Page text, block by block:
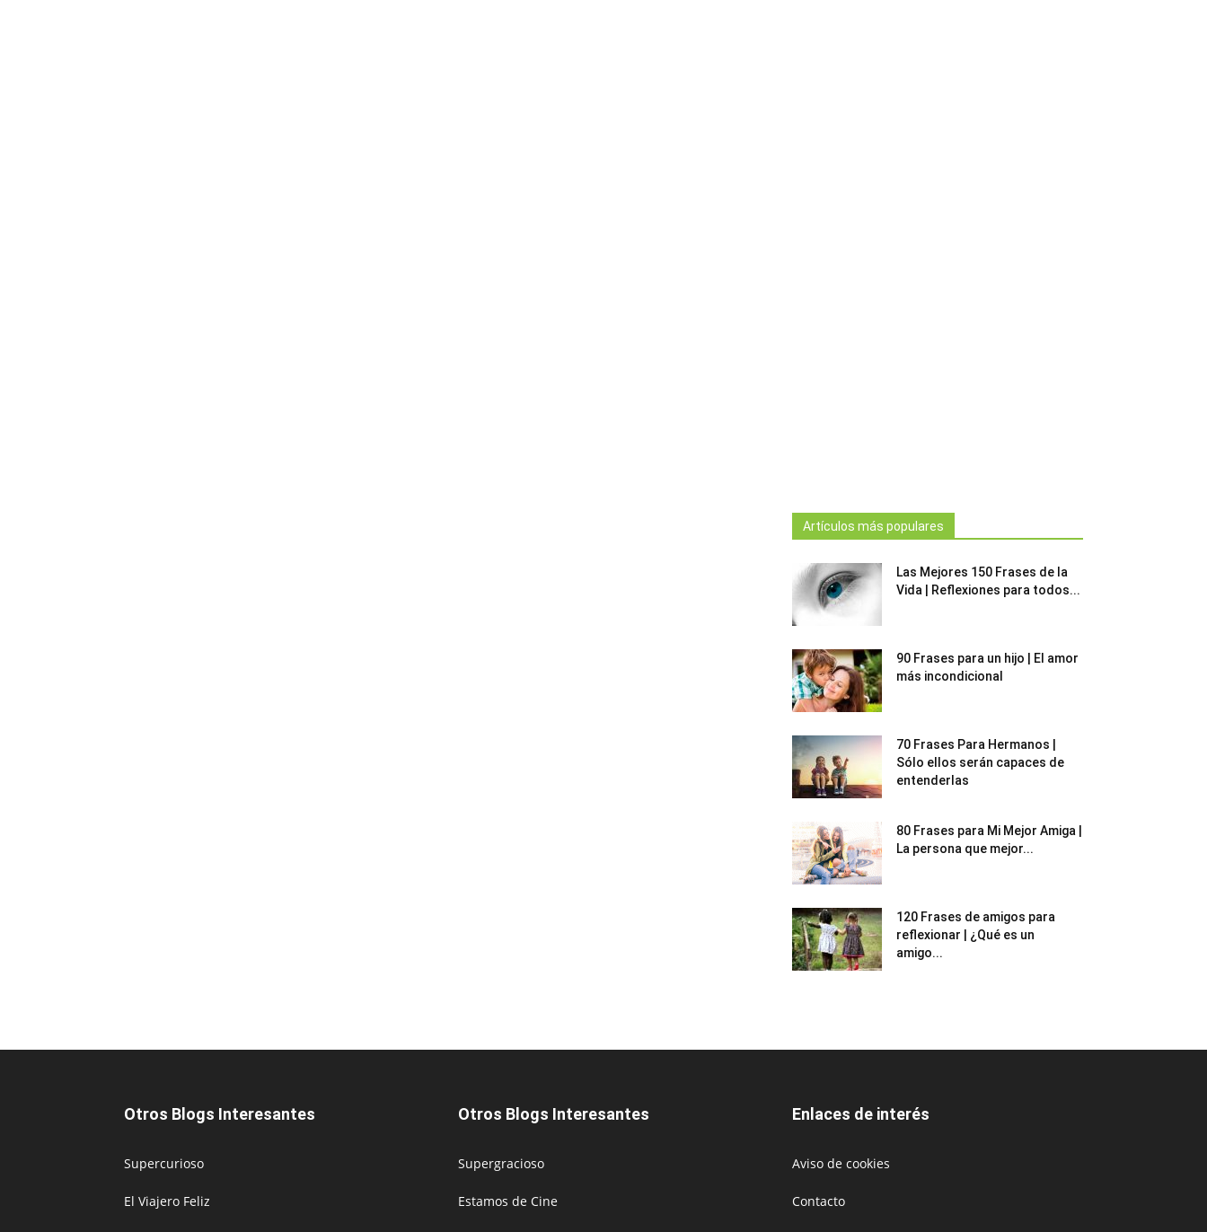
Artículos más populares
Las Mejores 150 Frases de la
Vida | Reflexiones para todos...
90 Frases para un hijo | El amor
más incondicional
70 Frases Para Hermanos |
Sólo ellos serán capaces de
entenderlas
80 Frases para Mi Mejor Amiga |
La persona que mejor...
120 Frases de amigos para
reflexionar | ¿Qué es un
amigo...
Otros Blogs Interesantes
Supercurioso
El Viajero Feliz
Otros Blogs Interesantes
Supergracioso
Estamos de Cine
Enlaces de interés
Aviso de cookies
Contacto